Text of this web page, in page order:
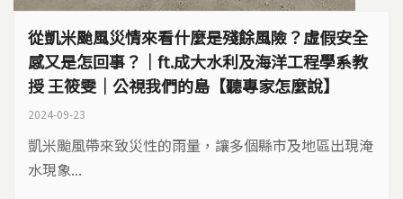
從凱米颱風災情來看什麼是殘餘風險？虛假安全
感又是怎回事？｜ft.成大水利及海洋工程學系教
授 王筱雯｜公視我們的島【聽專家怎麼說】
2024-09-23
凱米颱風帶來致災性的雨量，讓多個縣市及地區出現淹
水現象...